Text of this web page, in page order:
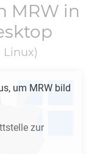
MRW in
Linux)
um MRW bild
zur